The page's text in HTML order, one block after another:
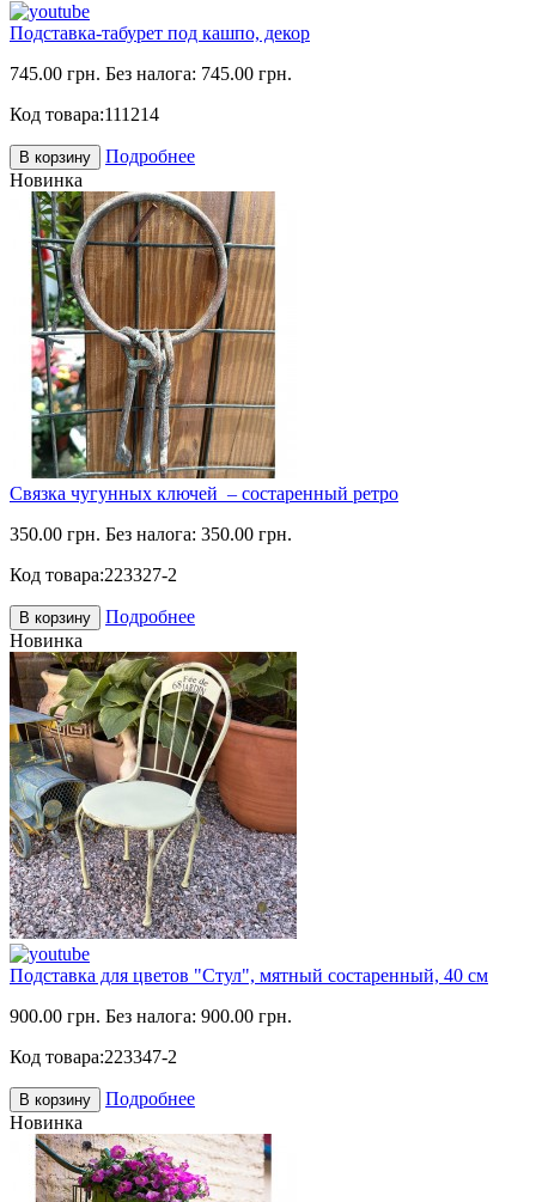
Подставка-табурет под кашпо, декор
745.00 грн. Без налога: 745.00 грн.
Код товара:111214
В корзину
Подробнее
Новинка
Связка чугунных ключей – состаренный ретро
350.00 грн. Без налога: 350.00 грн.
Код товара:223327-2
В корзину
Подробнее
Новинка
Подставка для цветов "Стул", мятный состаренный, 40 см
900.00 грн. Без налога: 900.00 грн.
Код товара:223347-2
В корзину
Подробнее
Новинка